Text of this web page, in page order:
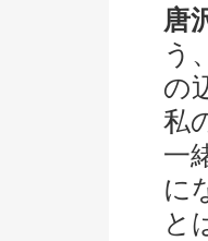
唐
う
の
私
一
に
と